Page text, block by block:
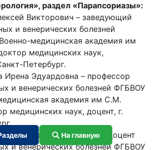
раздел «Парапсориазы»:
Викторович – заведующий
и венерических болезней
медицинская академия им
медицинских наук,
Петербург.
Эдуардовна – профессор
и венерических болезней ФГБВОУ
академия им С.М.
медицинских наук, доцент, г.
Владислав Ринатович – доцент
и венерических болезней ФГБВОУ
На главную